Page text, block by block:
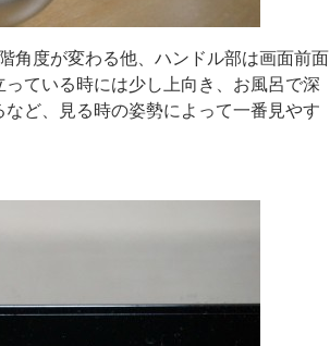
角度が変わる他、ハンドル部は画面前面
ている時には少し上向き、お風呂で深
ど、見る時の姿勢によって一番見やす